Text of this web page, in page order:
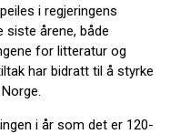
i regjeringens
siste årene, både
for litteratur og
har bidratt til å styrke
i år som det er 120-